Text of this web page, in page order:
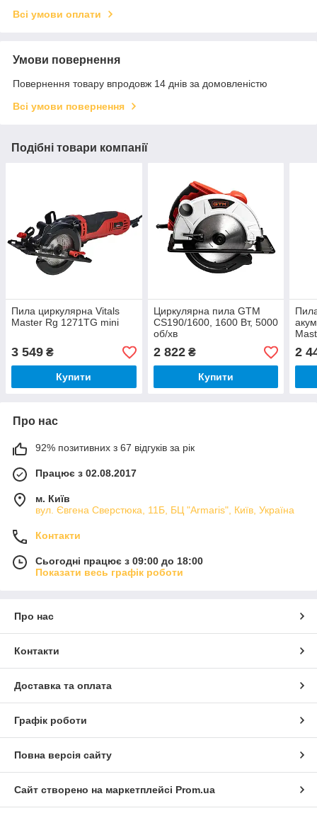
Всі умови оплати
Умови повернення
Повернення товару впродовж 14 днів за домовленістю
Всі умови повернення
Подібні товари компанії
Пила циркулярна Vitals
Master Rg 1271TG mini
3 549 ₴
Купити
Циркулярна пила GTM
CS190/1600, 1600 Вт, 5000
об/хв
2 822₴
Купити
2
Про нас
92% позитивних з 67 відгуків за рік
Працює з 02.08.2017
м. Київ
вул. Євгена Сверстюка, 11Б, БЦ "Armaris", Київ, Україна
Контакти
Сьогодні працює з 09:00 до 18:00
Показати весь графік роботи
Про нас
Контакти
Доставка та оплата
Графік роботи
Повна версія сайту
Сайт створено на маркетплейсі Prom.ua